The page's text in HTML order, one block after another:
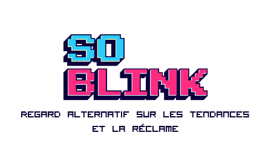
Regard alternatif sur les tendances
et la réclame